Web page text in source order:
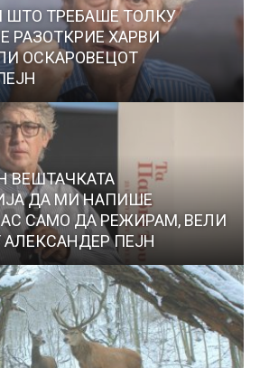
ТРЕБАШЕ ТОЛКУ
РАЗОТКРИЕ ХАРВИ
ОСКАРОВЕЦОТ
ВЕШТАЧКАТА
ДА МИ НАПИШЕ
САМО ДА РЕЖИРАМ, ВЕЛИ
ПЕЈН